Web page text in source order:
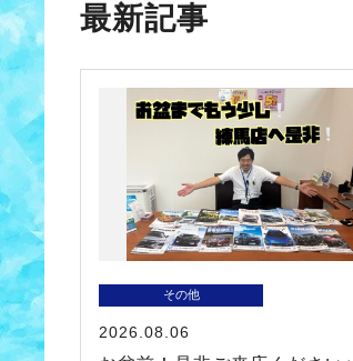
最新記事
その他
2026.08.06